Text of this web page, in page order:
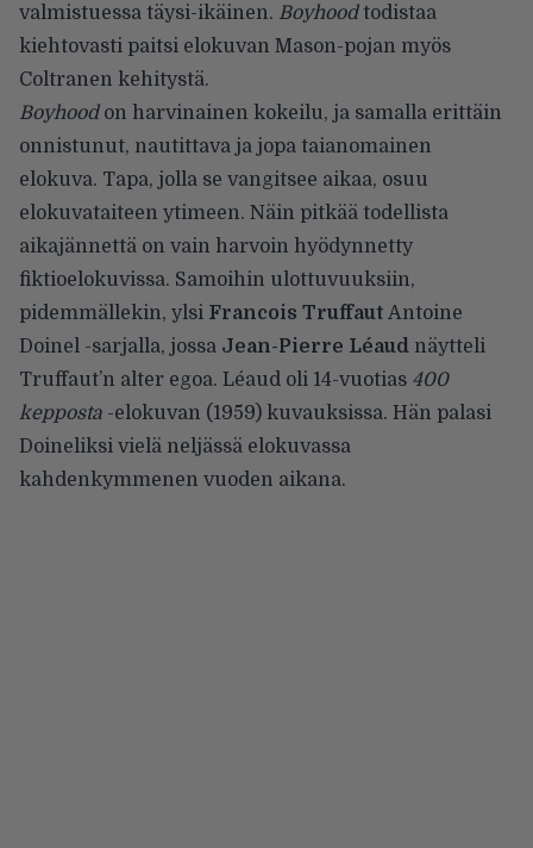
valmistuessa täysi-ikäinen. Boyhoodtodistaa
kiehtovasti paitsi elokuvan Mason-pojan myös
Coltranen kehitystä.
Boyhoodon harvinainen kokeilu, ja samalla erittäin
onnistunut, nautittava ja jopa taianomainen
elokuva. Tapa, jolla se vangitsee aikaa, osuu
elokuvataiteen ytimeen. Näin pitkää todellista
aikajännettä on vain harvoin hyödynnetty
fiktioelokuvissa. Samoihin ulottuvuuksiin,
pidemmällekin, ylsi Francois Truffaut Antoine
Doinel -sarjalla, jossa Jean-Pierre Léaud näytteli
Truffaut’n alter egoa. Léaud oli 14-vuotias 400
kepposta -elokuvan (1959) kuvauksissa. Hän palasi
Doineliksi vielä neljässä elokuvassa
kahdenkymmenen vuoden aikana.